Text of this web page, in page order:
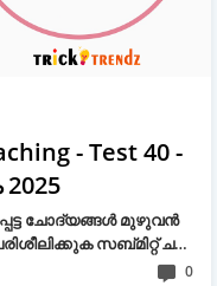
- Test 40 -
2025
ചോദ്യങ്ങൾ മുഴുവൻ
സബ്മിറ്റ് ച…
0